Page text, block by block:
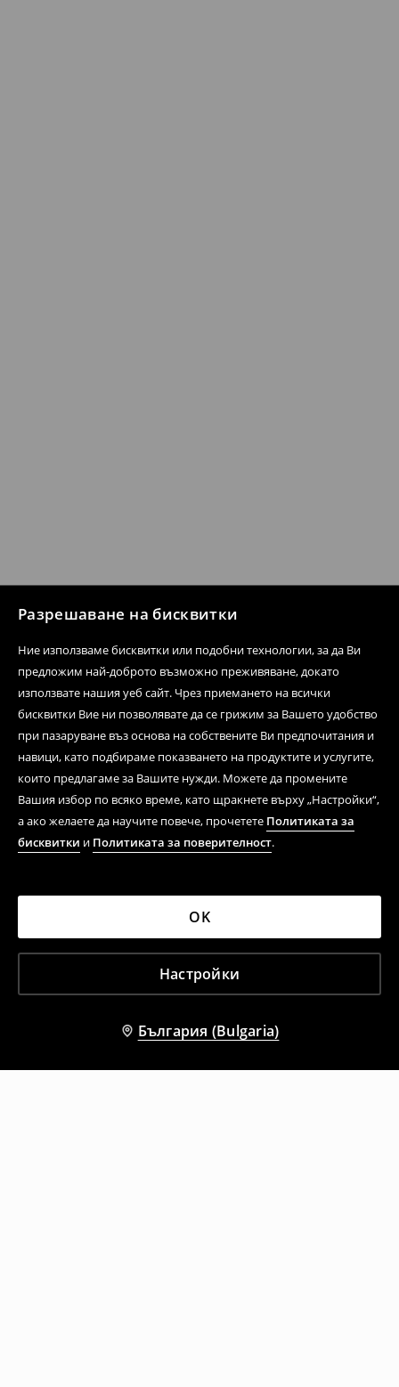
Разрешаване на бисквитки
Ние използваме бисквитки или подобни технологии, за да Ви
предложим най-доброто възможно преживяване, докато
използвате нашия уеб сайт. Чрез приемането на всички
бисквитки Вие ни позволявате да се грижим за Вашето удобство
при пазаруване въз основа на собствените Ви предпочитания и
навици, като подбираме показването на продуктите и услугите,
които предлагаме за Вашите нужди. Можете да промените
Вашия избор по всяко време, като щракнете върху „Настройки“,
а ако желаете да научите повече, прочетете Политиката за
бисквитки и Политиката за поверителност.
Настройки
OK
България (Bulgaria)